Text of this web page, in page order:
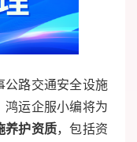
公路交通安全设施
鸿运企服小编将为
养护资质，包括资